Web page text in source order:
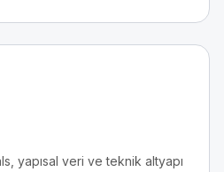
yapısal veri ve teknik altyapı